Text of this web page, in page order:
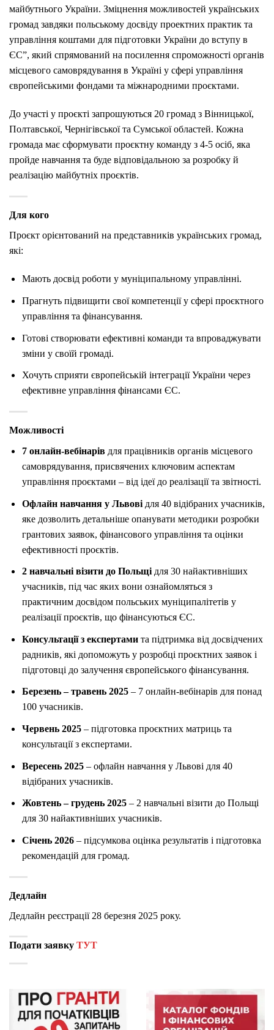
майбутнього України. Змiцнення можливостей українських
громад завдяки польському досвіду проектних практик та
управління коштами для підготовки України до вступу в
ЄС”, який спрямований на посилення спроможності органів
місцевого самоврядування в Україні у сфері управління
європейськими фондами та міжнародними проєктами.
До участі у проєкті запрошуються 20 громад з Вінницької,
Полтавської, Чернігівської та Сумської областей. Кожна
громада має сформувати проєктну команду з 4-5 осіб, яка
пройде навчання та буде відповідальною за розробку й
реалізацію майбутніх проєктів.
Для кого
Проєкт орієнтований на представників українських громад,
які:
Мають досвід роботи у муніципальному управлінні.
Прагнуть підвищити свої компетенції у сфері проєктного
управління та фінансування.
Готові створювати ефективні команди та впроваджувати
зміни у своїй громаді.
Хочуть сприяти європейській інтеграції України через
ефективне управління фінансами ЄС.
Можливості
7 онлайн-вебінарівдля працівників органів місцевого
самоврядування, присвячених ключовим аспектам
управління проєктами – від ідеї до реалізації та звітності.
Офлайн навчання у Львовідля 40 відібраних учасників,
яке дозволить детальніше опанувати методики розробки
грантових заявок, фінансового управління та оцінки
ефективності проєктів.
2 навчальні візити до Польщідля 30 найактивніших
учасників, під час яких вони ознайомляться з
практичним досвідом польських муніципалітетів у
реалізації проєктів, що фінансуються ЄС.
Консультації з експертамита підтримка від досвідчених
радників, які допоможуть у розробці проєктних заявок і
підготовці до залучення європейського фінансування.
Березень – травень 2025– 7 онлайн-вебінарів для понад
100 учасників.
Червень 2025– підготовка проєктних матриць та
консультації з експертами.
Вересень 2025– oфлайн навчання у Львові для 40
відібраних учасників.
Жовтень – грудень 2025– 2 навчальні візити до Польщі
для 30 найактивніших учасників.
Січень 2026– підсумкова оцінка результатів і підготовка
рекомендацій для громад.
Дедлайн
Дедлайн реєстрації 28 березня 2025 року.
Подати заявку ТУТ